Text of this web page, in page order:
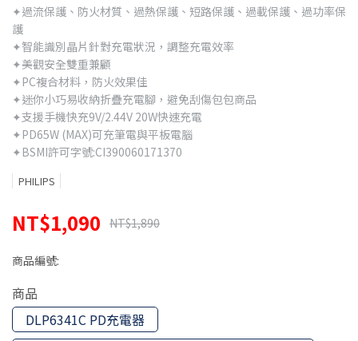
✦過流保護、防火材質、過熱保護、短路保護、過載保護、過功率保
護
✦智能識別晶片針對充電狀況，調整充電效率
✦美觀安全雙重兼顧
✦PC複合材料，防火效果佳
✦迷你小巧易收納折疊充電腳，避免刮傷包包商品
✦支援手機快充9V/2.44V 20W快速充電
✦PD65W (MAX)可充筆電與平板電腦
✦BSMI許可字號:CI390060171370
PHILIPS
NT$1,090 NT$1,890
商品編號:
商品
DLP6341C PD充電器